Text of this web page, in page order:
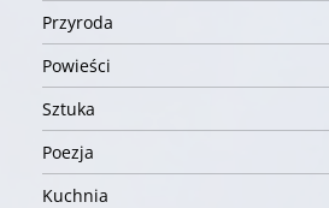
Przyroda
Powieści
Sztuka
Poezja
Kuchnia